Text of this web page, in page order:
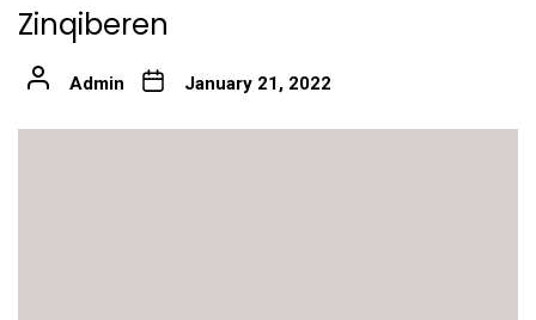
Zinqiberen
Admin January 21, 2022